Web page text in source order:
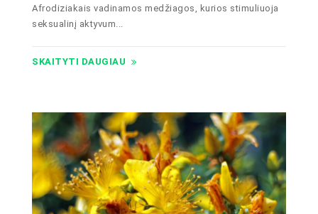
Afrodiziakais vadinamos medžiagos, kurios stimuliuoja
seksualinį aktyvum...
SKAITYTI DAUGIAU